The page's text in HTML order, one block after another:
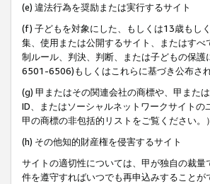
(e) 違法行為を奨励または実行するサイト
(f) 子どもを対象にした、もしくは13歳もし
集、使用または公開するサイト、またはす
制ルール、判決、判断、または子どもの保
6501-6506)もしくはこれらに基づき公布さ
(g) 甲またはその関連会社の商標や、甲また
ID、またはソーシャルネットワークサイト
甲の商標の非包括的リストをご覧ください。）
(h) その他知的財産権を侵害するサイト
サイトの適切性については、甲が独自の裁
件を遵守すればいつでも再申込みすること